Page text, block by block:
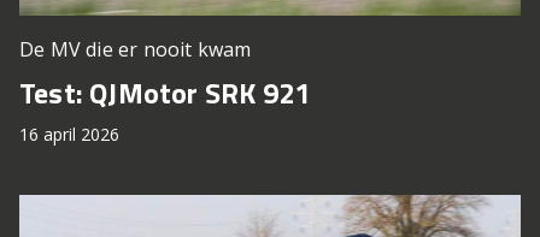
De MV die er nooit kwam
Test: QJMotor SRK 921
16 april 2026